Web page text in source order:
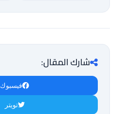
شارك المقال:
فيسبوك
تويتر